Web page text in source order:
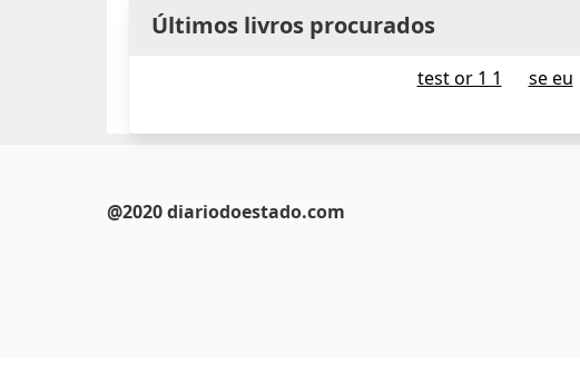
Últimos livros procurados
test or 1 1 se eu
@2020 diariodoestado.com